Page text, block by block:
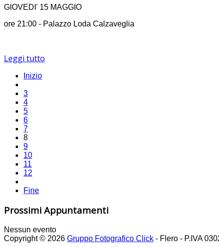
GIOVEDI' 15 MAGGIO
ore 21:00 - Palazzo Loda Calzaveglia
Leggi tutto
Inizio
3
4
5
6
7
8
9
10
11
12
Fine
Prossimi Appuntamenti
Nessun evento
Copyright © 2026 Gruppo Fotografico Click - Flero - P.IVA